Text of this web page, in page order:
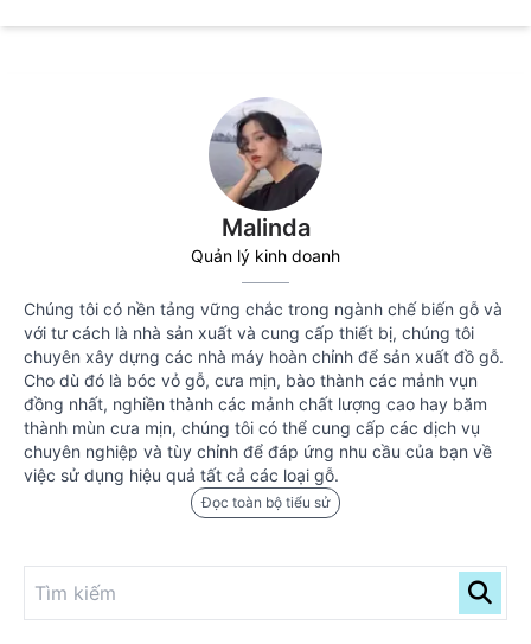
Malinda
Quản lý kinh doanh
Chúng tôi có nền tảng vững chắc trong ngành chế biến gỗ và
với tư cách là nhà sản xuất và cung cấp thiết bị, chúng tôi
chuyên xây dựng các nhà máy hoàn chỉnh để sản xuất đồ gỗ.
Cho dù đó là bóc vỏ gỗ, cưa mịn, bào thành các mảnh vụn
đồng nhất, nghiền thành các mảnh chất lượng cao hay băm
thành mùn cưa mịn, chúng tôi có thể cung cấp các dịch vụ
chuyên nghiệp và tùy chỉnh để đáp ứng nhu cầu của bạn về
việc sử dụng hiệu quả tất cả các loại gỗ.
Đọc toàn bộ tiểu sử